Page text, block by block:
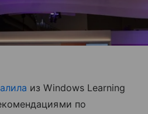
из Windows Learning
по